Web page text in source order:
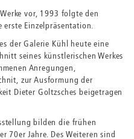
vor, 1993 folgte den
Einzelpräsentation.
der Galerie Kühl heute eine
seines künstlerischen Werkes
Anregungen,
zur Ausformung der
Dieter Goltzsches beigetragen
bilden die frühen
70er Jahre. Des Weiteren sind